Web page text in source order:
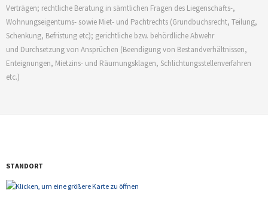
- Dr. Markus Panhölzl
- Ing. Mag. Gerd Rigerl, LL.M.
- Mag. Sonja Marschall MMP
Verträgen; rechtliche Beratung in sämtlichen Fragen des Liegenschafts-,
Wohnungseigentums- sowie Miet- und Pachtrechts (Grundbuchsrecht, Teilung,
Schenkung, Befristung etc); gerichtliche bzw. behördliche Abwehr
und Durchsetzung von Ansprüchen (Beendigung von Bestandverhältnissen,
Enteignungen, Mietzins- und Räumungsklagen, Schlichtungsstellenverfahren
etc.)
STANDORT